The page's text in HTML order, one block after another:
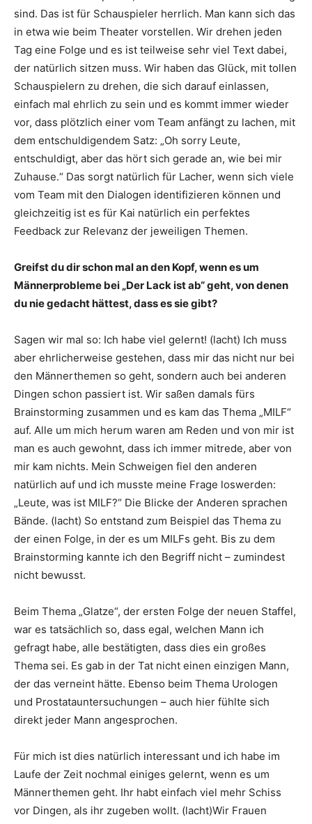
sind. Das ist für Schauspieler herrlich. Man kann sich das
in etwa wie beim Theater vorstellen. Wir drehen jeden
Tag eine Folge und es ist teilweise sehr viel Text dabei,
der natürlich sitzen muss. Wir haben das Glück, mit tollen
Schauspielern zu drehen, die sich darauf einlassen,
einfach mal ehrlich zu sein und es kommt immer wieder
vor, dass plötzlich einer vom Team anfängt zu lachen, mit
dem entschuldigendem Satz: „Oh sorry Leute,
entschuldigt, aber das hört sich gerade an, wie bei mir
Zuhause.“ Das sorgt natürlich für Lacher, wenn sich viele
vom Team mit den Dialogen identifizieren können und
gleichzeitig ist es für Kai natürlich ein perfektes
Feedback zur Relevanz der jeweiligen Themen.
Greifst du dir schon mal an den Kopf, wenn es um
Männerprobleme bei „Der Lack ist ab“ geht, von denen
du nie gedacht hättest, dass es sie gibt?
Sagen wir mal so: Ich habe viel gelernt! (lacht) Ich muss
aber ehrlicherweise gestehen, dass mir das nicht nur bei
den Männerthemen so geht, sondern auch bei anderen
Dingen schon passiert ist. Wir saßen damals fürs
Brainstorming zusammen und es kam das Thema „MILF“
auf. Alle um mich herum waren am Reden und von mir ist
man es auch gewohnt, dass ich immer mitrede, aber von
mir kam nichts. Mein Schweigen fiel den anderen
natürlich auf und ich musste meine Frage loswerden:
„Leute, was ist MILF?“ Die Blicke der Anderen sprachen
Bände. (lacht) So entstand zum Beispiel das Thema zu
der einen Folge, in der es um MILFs geht. Bis zu dem
Brainstorming kannte ich den Begriff nicht – zumindest
nicht bewusst.
Beim Thema „Glatze“, der ersten Folge der neuen Staffel,
war es tatsächlich so, dass egal, welchen Mann ich
gefragt habe, alle bestätigten, dass dies ein großes
Thema sei. Es gab in der Tat nicht einen einzigen Mann,
der das verneint hätte. Ebenso beim Thema Urologen
und Prostatauntersuchungen – auch hier fühlte sich
direkt jeder Mann angesprochen.
Für mich ist dies natürlich interessant und ich habe im
Laufe der Zeit nochmal einiges gelernt, wenn es um
Männerthemen geht. Ihr habt einfach viel mehr Schiss
vor Dingen, als ihr zugeben wollt. (lacht)Wir Frauen